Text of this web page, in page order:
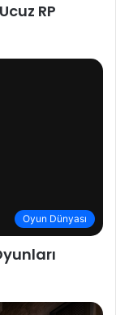
RP
Oyun Dünyası